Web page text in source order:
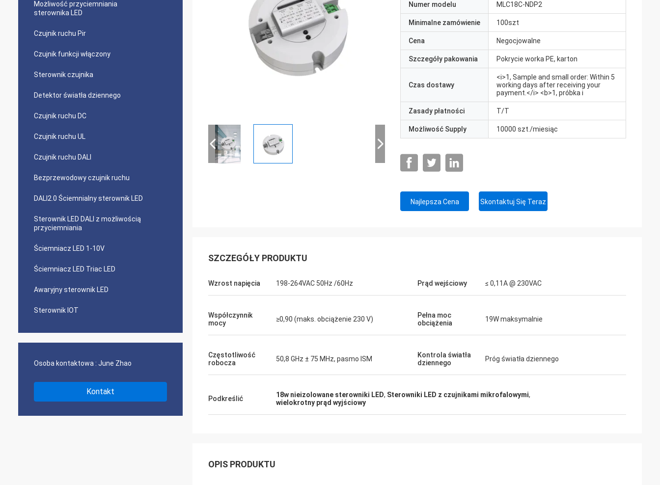
Możliwość przyciemniania
sterownika LED
Czujnik ruchu Pir
Czujnik funkcji włączony
Sterownik czujnika
Detektor światła dziennego
Czujnik ruchu DC
Czujnik ruchu UL
Czujnik ruchu DALI
Bezprzewodowy czujnik ruchu
DALI2.0 Ściemnialny sterownik LED
Sterownik LED DALI z możliwością
przyciemniania
Ściemniacz LED 1-10V
Ściemniacz LED Triac LED
Awaryjny sterownik LED
Sterownik IOT
Osoba kontaktowa : June Zhao
Kontakt
Numer modelu MLC18C-NDP2
Minimalne zamówienie 100szt
Cena Negocjowalne
Szczegóły pakowania Pokrycie worka PE, karton
Czas dostawy
<i>1, Sample and small order: Within 5
working days after receiving your
payment.</i> <b>1, próbka i
Zasady płatności T/T
Możliwość Supply 10000 szt./miesiąc
Najlepsza Cena Skontaktuj Się Teraz
SZCZEGÓŁY PRODUKTU
Wzrost napięcia 198-264VAC 50Hz /60Hz Prąd wejściowy ≤ 0,11A @ 230VAC
Współczynnik
mocy
≥0,90 (maks. obciążenie 230 V)
Pełna moc
obciążenia
19W maksymalnie
Częstotliwość
robocza
50,8 GHz ± 75 MHz, pasmo ISM
Kontrola światła
dziennego
Próg światła dziennego
Podkreślić 18w nieizolowane sterowniki LED, Sterowniki LED z czujnikami mikrofalowymi,
wielokrotny prąd wyjściowy
OPIS PRODUKTU